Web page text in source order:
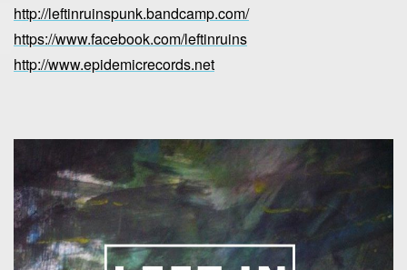
http://leftinruinspunk.bandcamp.com/
https://www.facebook.com/leftinruins
http://www.epidemicrecords.net